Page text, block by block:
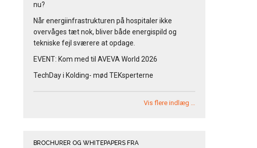
nu?
Når energiinfrastrukturen på hospitaler ikke
overvåges tæt nok, bliver både energispild og
tekniske fejl sværere at opdage.
EVENT: Kom med til AVEVA World 2026
TechDay i Kolding- mød TEKsperterne
Vis flere indlæg …
BROCHURER OG WHITEPAPERS FRA